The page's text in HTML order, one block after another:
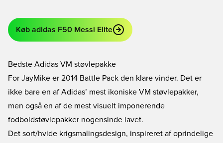
Køb adidas F50 Messi Elite
Bedste Adidas VM støvlepakke
For JayMike er 2014 Battle Pack den klare vinder. Det er
ikke bare en af Adidas’ mest ikoniske VM støvlepakker,
men også en af de mest visuelt imponerende
fodboldstøvlepakker nogensinde lavet.
Det sort/hvide krigsmalingsdesign, inspireret af oprindelige